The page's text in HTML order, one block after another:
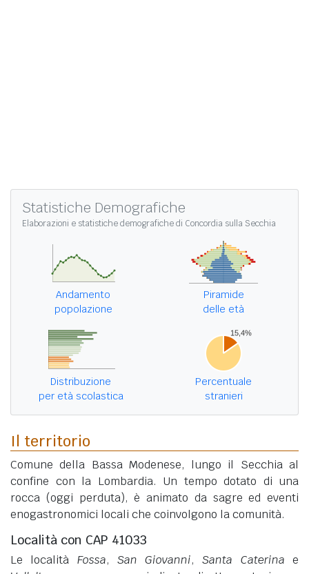
Statistiche Demografiche
Elaborazioni e statistiche demografiche di Concordia sulla Secchia
Andamento
popolazione
Piramide
delle età
Distribuzione
per età scolastica
Percentuale
stranieri
Il territorio
Comune della Bassa Modenese, lungo il Secchia al
confine con la Lombardia. Un tempo dotato di una
rocca (oggi perduta), è animato da sagre ed eventi
enogastronomici locali che coinvolgono la comunità.
Località con CAP 41033
Le località Fossa, San Giovanni,Santa Caterina e